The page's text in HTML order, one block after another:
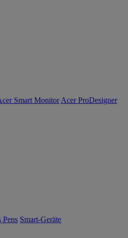
Smart Monitor Acer ProDesigner
Pens Smart-Geräte